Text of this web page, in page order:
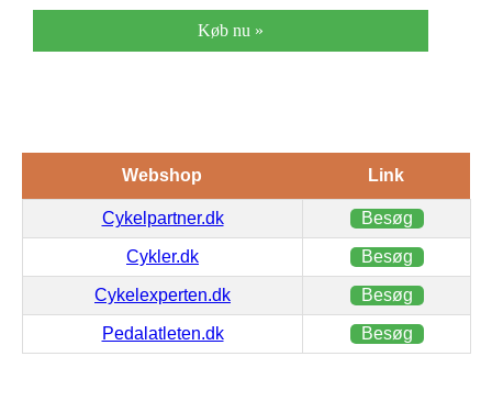
Køb nu »
Webshop Link
Cykelpartner.dk Besøg
Cykler.dk Besøg
Cykelexperten.dk Besøg
Pedalatleten.dk Besøg